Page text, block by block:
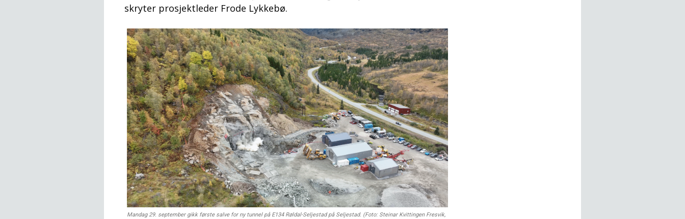
skryter prosjektleder Frode Lykkebø.
Mandag 29. september gikk første salve for ny tunnel på E134 Røldal-Seljestad på Seljestad. (Foto: Steinar Kvittingen Fresvik,